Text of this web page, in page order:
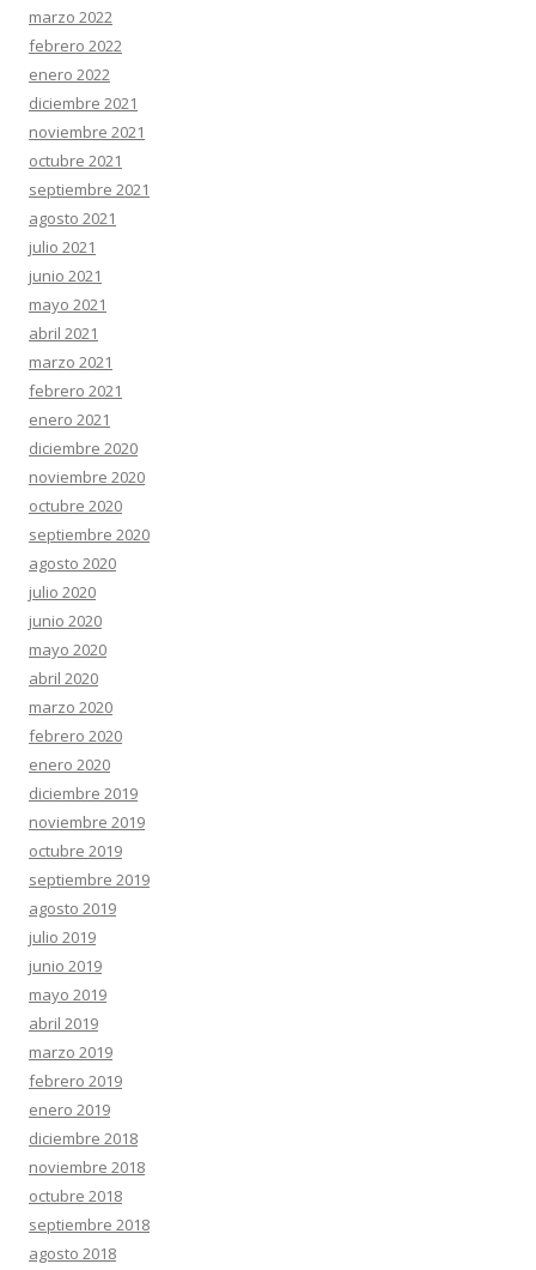
marzo 2022
febrero 2022
enero 2022
diciembre 2021
noviembre 2021
octubre 2021
septiembre 2021
agosto 2021
julio 2021
junio 2021
mayo 2021
abril 2021
marzo 2021
febrero 2021
enero 2021
diciembre 2020
noviembre 2020
octubre 2020
septiembre 2020
agosto 2020
julio 2020
junio 2020
mayo 2020
abril 2020
marzo 2020
febrero 2020
enero 2020
diciembre 2019
noviembre 2019
octubre 2019
septiembre 2019
agosto 2019
julio 2019
junio 2019
mayo 2019
abril 2019
marzo 2019
febrero 2019
enero 2019
diciembre 2018
noviembre 2018
octubre 2018
septiembre 2018
agosto 2018